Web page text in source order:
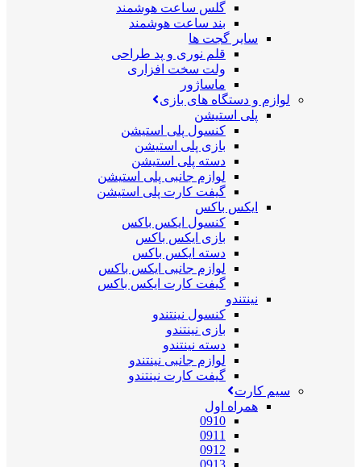
گلس ساعت هوشمند
بند ساعت هوشمند
سایر گجت ها
قلم نوری و پد طراحی
ولت سخت افزاری
ماساژور
لوازم و دستگاه های بازی
پلی استیشن
کنسول پلی استیشن
بازی پلی استیشن
دسته پلی استیشن
لوازم جانبی پلی استیشن
گیفت کارت پلی استیشن
ایکس باکس
کنسول ایکس باکس
بازی ایکس باکس
دسته ایکس باکس
لوازم جانبی ایکس باکس
گیفت کارت ایکس باکس
نینتندو
کنسول نینتندو
بازی نینتندو
دسته نینتندو
لوازم جانبی نینتندو
گیفت کارت نینتندو
سیم کارت
همراه اول
0910
0911
0912